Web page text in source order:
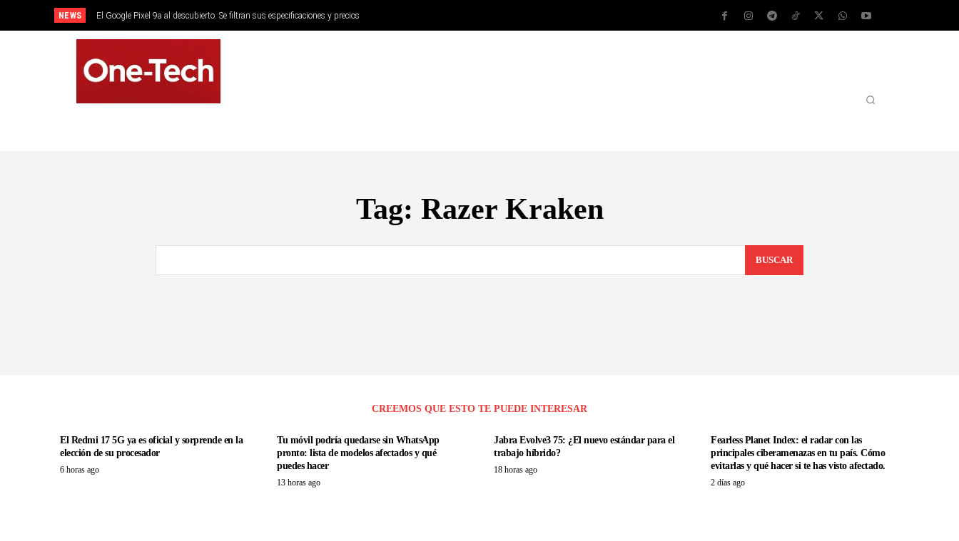
NEWS El Google Pixel 9a al descubierto. Se filtran sus especificaciones y precios
Tag: Razer Kraken
BUSCAR
CREEMOS QUE ESTO TE PUEDE INTERESAR
El Redmi 17 5G ya es oficial y sorprende en la
elección de su procesador
6 horas ago
Tu móvil podría quedarse sin WhatsApp
pronto: lista de modelos afectados y qué
puedes hacer
13 horas ago
Jabra Evolve3 75: ¿El nuevo estándar para el
trabajo híbrido?
18 horas ago
Fearless Planet Index: el radar con las
principales ciberamenazas en tu país. Cómo
evitarlas y qué hacer si te has visto afectado.
2 días ago